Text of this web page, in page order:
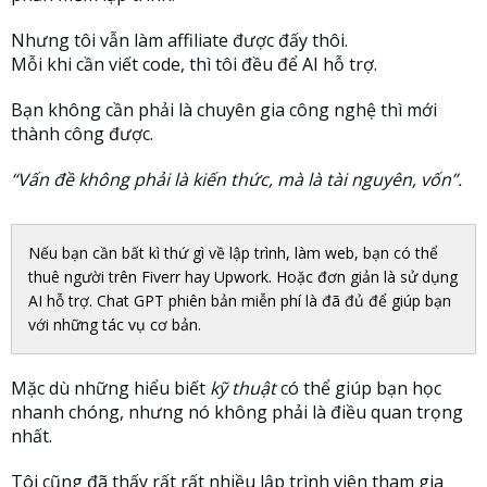
Nhưng tôi vẫn làm affiliate được đấy thôi.
Mỗi khi cần viết code, thì tôi đều để AI hỗ trợ.
Bạn không cần phải là chuyên gia công nghệ thì mới
thành công được.
“Vấn đề không phải là kiến thức, mà là tài nguyên, vốn”.
Nếu bạn cần bất kì thứ gì về lập trình, làm web, bạn có thể
thuê người trên Fiverr hay Upwork. Hoặc đơn giản là sử dụng
AI hỗ trợ. Chat GPT phiên bản miễn phí là đã đủ để giúp bạn
với những tác vụ cơ bản.
Mặc dù những hiểu biết kỹ thuậtcó thể giúp bạn học
nhanh chóng, nhưng nó không phải là điều quan trọng
nhất.
Tôi cũng đã thấy rất rất nhiều lập trình viên tham gia